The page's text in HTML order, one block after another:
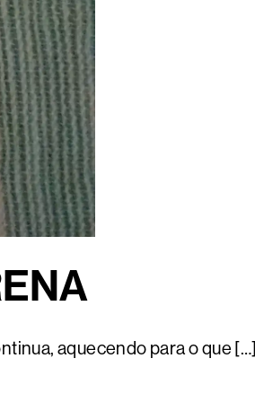
aquecendo para o que […]